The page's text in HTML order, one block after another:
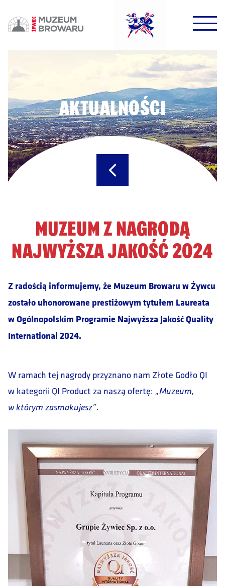
DOWODZIKI DO KONTROLI!
POTWIERDŹ
AKTUALNOŚCI
MUZEUM Z NAGRODĄ
NAJWYŻSZA JAKOŚĆ 2024
Z radością informujemy, że Muzeum Browaru w Żywcu
zostało uhonorowane prestiżowym tytułem Laureata
w Ogólnopolskim Programie Najwyższa Jakość Quality
International 2024.
W ramach tej nagrody przyznano nam Złote Godło QI
w kategorii QI Product za naszą ofertę: „Muzeum,
w którym zasmakujesz”.